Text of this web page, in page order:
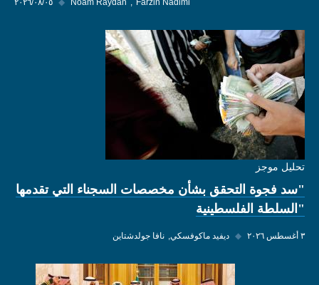
٠٥‏/٠٨‏/٢٠٢٦ ◆ Noam Raydan Farzin Nadimi
تحليل موجز
"سد فجوة التحقق بشأن مخصصات السجناء التي تقدمها
"السلطة الفلسطينية
٣ أغسطس ٢٠٢٦ ◆ ديفيد ماكوفسكي نافا جولدشتاين